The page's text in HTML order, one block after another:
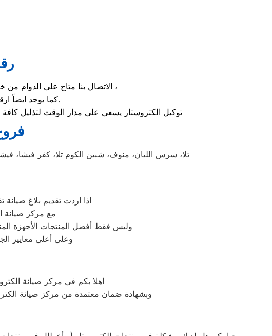
الاتصال بنا متاح على الدوام من خلال رقم صيانة الكتروستار الارضي او بالضغط علي ايقونة الهاتف ثم الاتصال ،
كما يوجد ايضاً ارقام تليفون الكتروستار الموجودة بصفحة التواصل مع عملائنا.
توكيل الكتروستار يسعي على مدار الوقت لتذليل
تلا، سرس الليان، منوف، شبين الكوم تلا، كفر فيشا،
اذا اردت تقديم بلاغ
مع مركز صيانة
وليس فقط أفضل المنتجات الأجهزة
وعلى أعلى معايير
اهلا بكم في مركز صيانة
وبشهادة ضمان معتمدة من مركز صيانة